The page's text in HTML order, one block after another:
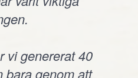
vi genererat 40
bara genom att